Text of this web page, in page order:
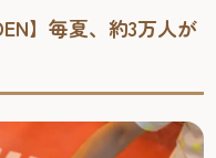
】毎夏、約3万人が